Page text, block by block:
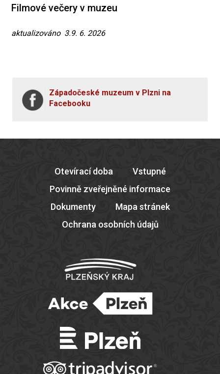
Filmové večery v muzeu
aktualizováno 3.9. 6. 2026
Západočeské muzeum v Plzni na
Facebooku
Otevírací doba
Vstupné
Povinně zveřejněné informace
Dokumenty
Mapa stránek
Ochrana osobních údajů